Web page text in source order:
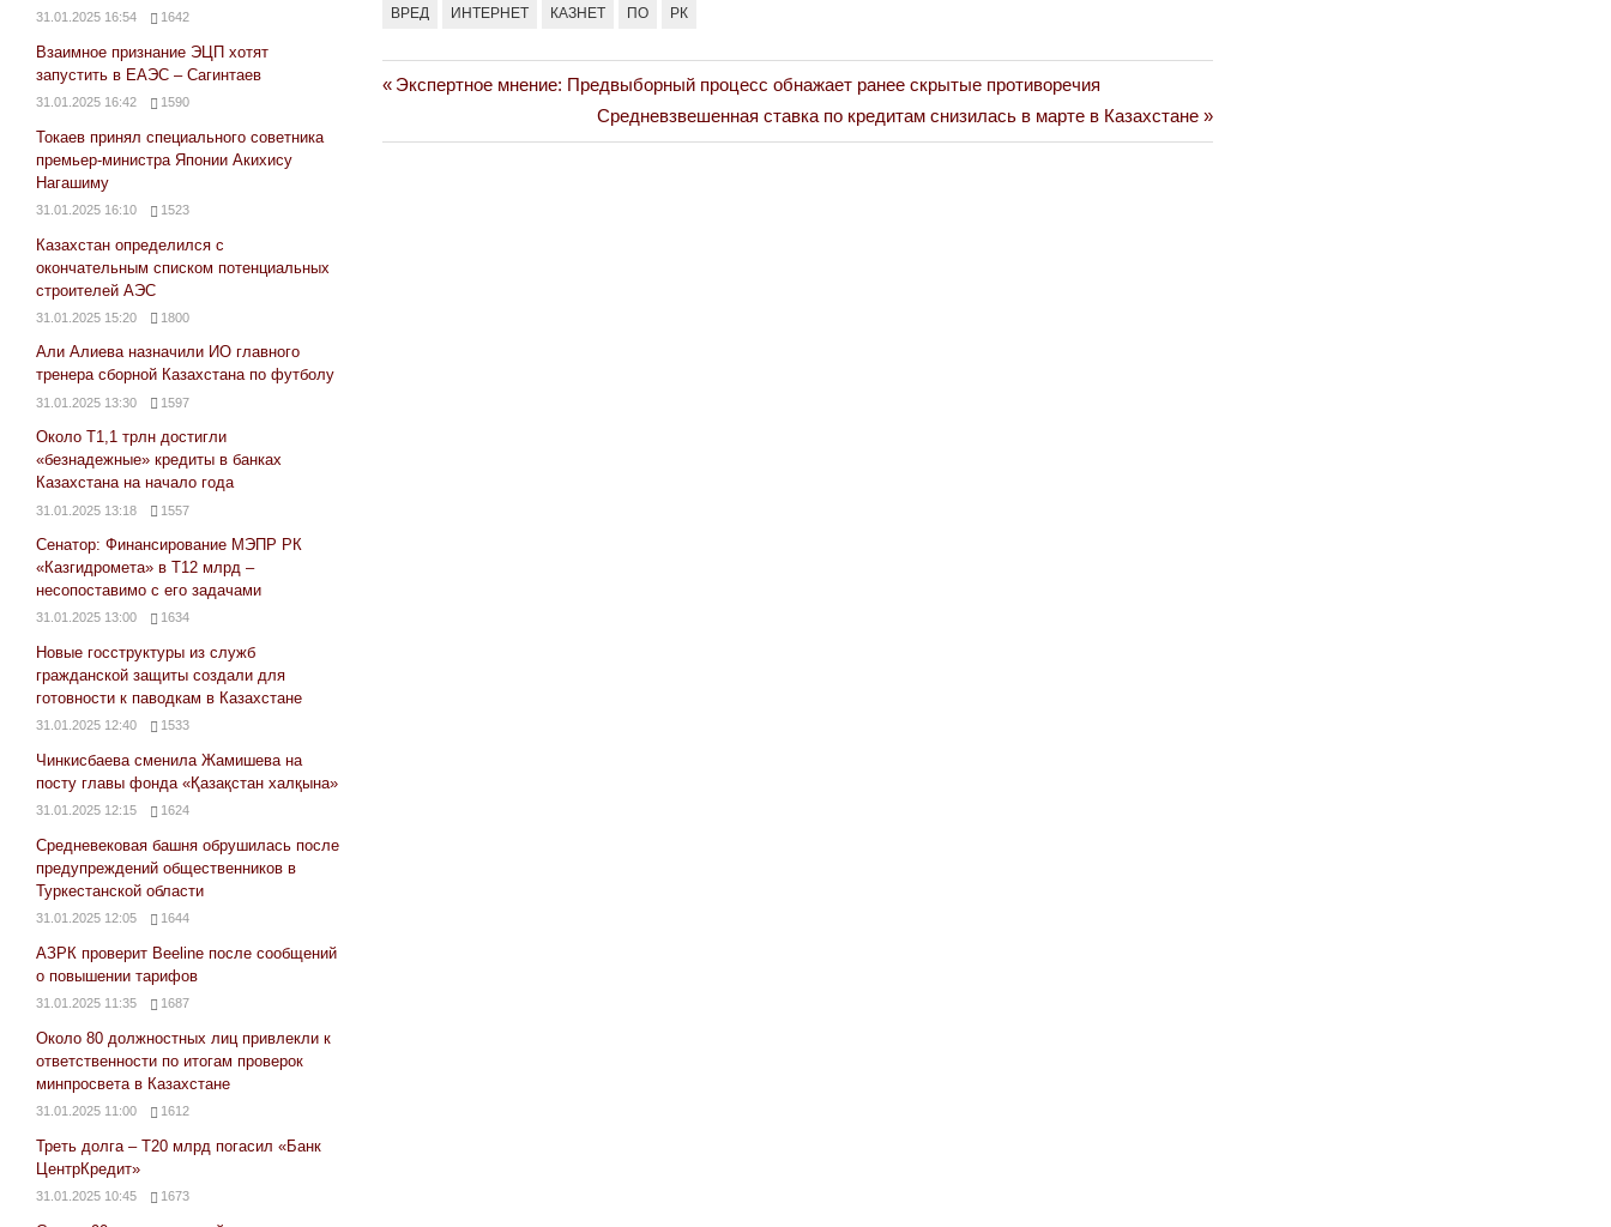
ВРЕД ИНТЕРНЕТ КАЗНЕТ ПО РК
Навигация
по
Previous
Экспертное мнение: Предвыборный процесс обнажает ранее скрытые противоречия
Next
Post:
Средневзвешенная ставка по кредитам снизилась в марте в Казахстане
31.01.2025 16:54 1642
Взаимное признание ЭЦП хотят
запустить в ЕАЭС – Сагинтаев
31.01.2025 16:42 1590
Токаев принял специального советника
премьер-министра Японии Акихису
Нагашиму
31.01.2025 16:10 1523
Казахстан определился с
окончательным списком потенциальных
строителей АЭС
31.01.2025 15:20 1800
Али Алиева назначили ИО главного
тренера сборной Казахстана по футболу
31.01.2025 13:30 1597
Около Т1,1 трлн достигли
«безнадежные» кредиты в банках
Казахстана на начало года
31.01.2025 13:18 1557
Сенатор: Финансирование МЭПР РК
«Казгидромета» в Т12 млрд –
несопоставимо с его задачами
31.01.2025 13:00 1634
Новые госструктуры из служб
гражданской защиты создали для
готовности к паводкам в Казахстане
31.01.2025 12:40 1533
Чинкисбаева сменила Жамишева на
посту главы фонда «Қазақстан халқына»
31.01.2025 12:15 1624
Средневековая башня обрушилась после
предупреждений общественников в
Туркестанской области
31.01.2025 12:05 1644
АЗРК проверит Beeline после сообщений
о повышении тарифов
31.01.2025 11:35 1687
Около 80 должностных лиц привлекли к
ответственности по итогам проверок
минпросвета в Казахстане
31.01.2025 11:00 1612
Треть долга – Т20 млрд погасил «Банк
ЦентрКредит»
31.01.2025 10:45 1673